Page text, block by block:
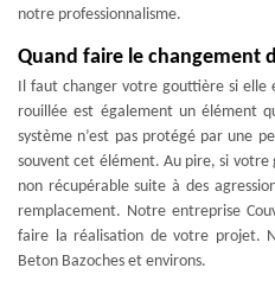
notre professionnalisme.
Quand faire le changement
Il faut changer votre gouttière si elle
rouillée est également un élément
système n’est pas protégé par une
souvent cet élément. Au pire, si
non récupérable suite à des
remplacement. Notre entreprise
faire la réalisation de votre projet.
Beton Bazoches et environs.